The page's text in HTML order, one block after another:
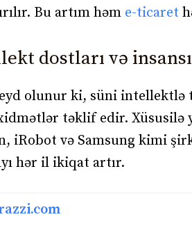
Bu artım həm e-ticaret
dostları və
olunur ki, süni intellektlə
təklif edir. Xüsusilə
iRobot və Samsung kimi
hər il ikiqat artır.